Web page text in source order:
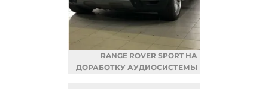
RANGE ROVER SPORT НА
ДОРАБОТКУ АУДИОСИСТЕМЫ